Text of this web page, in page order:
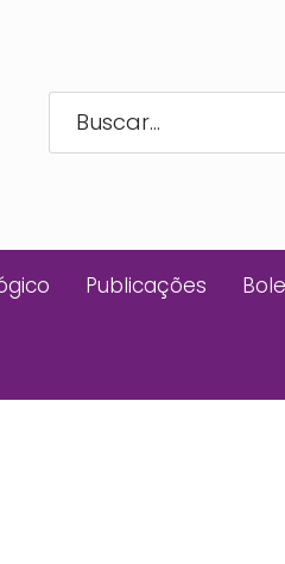
Publicações